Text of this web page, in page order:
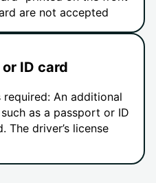
are not accepted
ID card
An additional
as a passport or ID
The driver’s license